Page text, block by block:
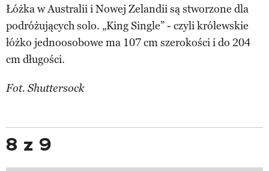
Łóżka w Australii i Nowej Zelandii są stworzone dla
podróżujących solo. „King Single” - czyli królewskie
łóżko jednoosobowe ma 107 cm szerokości i do 204
cm długości.
Fot. Shuttersock
8 z 9